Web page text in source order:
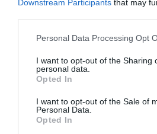
Downstream Participants that may
Personal Data Processing Opt
I want to opt-out of the Sharing
personal data.
Opted In
I want to opt-out of the Sale of
Personal Data.
Opted In
de Paris et furent oubliés par
Du foot aux banlieues,
modèle d’intégration
échouée d’où tirer des